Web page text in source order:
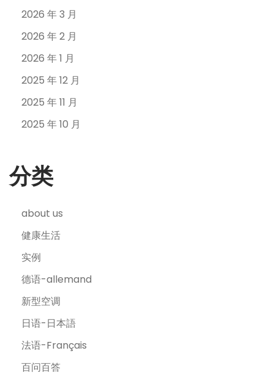
2026 年 3 月
2026 年 2 月
2026 年 1 月
2025 年 12 月
2025 年 11 月
2025 年 10 月
分类
about us
健康生活
实例
德语-allemand
新型空调
日语-日本語
法语-Français
百问百答